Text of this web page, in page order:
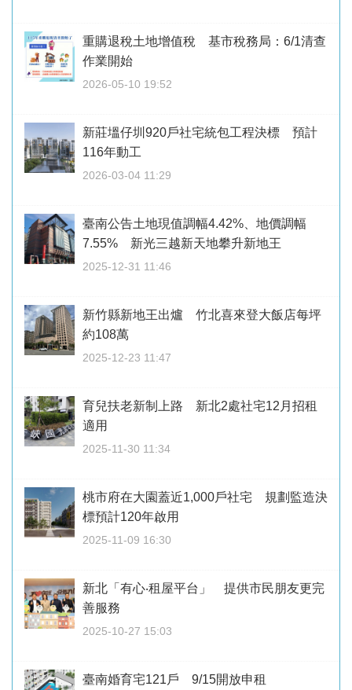
重購退稅土地增值稅 基市稅務局：6/1清查
作業開始
2026-05-10 19:52
新莊塭仔圳920戶社宅統包工程決標 預計
116年動工
2026-03-04 11:29
臺南公告土地現值調幅4.42%、地價調幅
7.55% 新光三越新天地攀升新地王
2025-12-31 11:46
新竹縣新地王出爐 竹北喜來登大飯店每坪
約108萬
2025-12-23 11:47
育兒扶老新制上路 新北2處社宅12月招租
適用
2025-11-30 11:34
桃市府在大園蓋近1,000戶社宅 規劃監造決
標預計120年啟用
2025-11-09 16:30
新北「有心‧租屋平台」 提供市民朋友更完
善服務
2025-10-27 15:03
臺南婚育宅121戶 9/15開放申租